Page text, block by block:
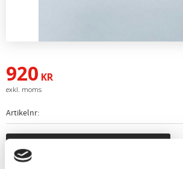
920 KR
Artikelnr
LOGGA IN FÖR ATT HANDLA